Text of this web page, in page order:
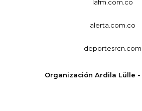
lafm.com.co
alerta.com.co
deportesrcn.com
Organización Ardila Lülle -